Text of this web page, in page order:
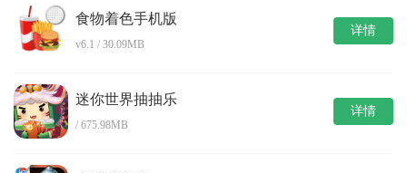
食物着色手机版
v6.1 / 30.09MB
详情
迷你世界抽抽乐
/ 675.98MB
详情